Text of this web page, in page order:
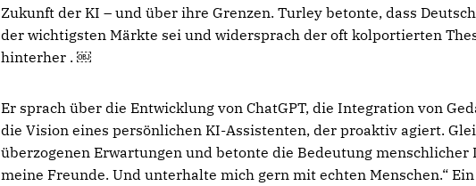
Zukunft der KI – und über ihre Grenzen. Turley betonte, dass
der wichtigsten Märkte sei und widersprach der oft kolportierten
hinterher . ￼
Er sprach über die Entwicklung von ChatGPT, die Integration von
die Vision eines persönlichen KI-Assistenten, der proaktiv agiert.
überzogenen Erwartungen und betonte die Bedeutung menschlicher
meine Freunde. Und unterhalte mich gern mit echten Menschen.“ Ein